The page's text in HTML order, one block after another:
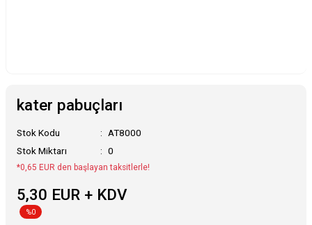
kater pabuçları
Stok Kodu
AT8000
Stok Miktarı
0
*0,65 EUR den başlayan taksitlerle!
5,30 EUR + KDV
%0